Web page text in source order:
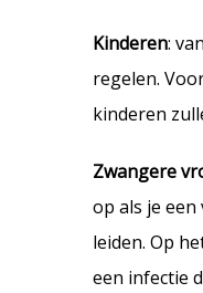
Kinderen:
regelen.
kinderen
Zwangere
op als je
leiden. Op
een infectie